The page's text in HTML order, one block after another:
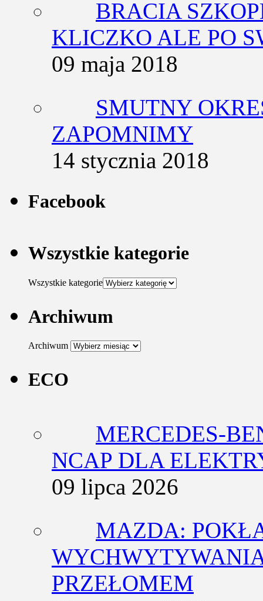
BRACIA
KLICZKO ALE PO
09 maja 2018
SMUTNY
ZAPOMNIMY
14 stycznia 2018
Facebook
Wszystkie kategorie
Wszystkie kategorie
Archiwum
Archiwum
ECO
MERCEDES-
NCAP DLA
09 lipca 2026
MAZDA:
PRZEŁOMEM